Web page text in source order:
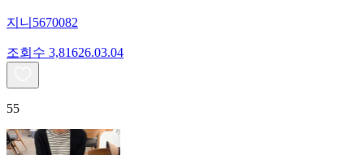
지니5670082
조회수 3,81626.03.04
55